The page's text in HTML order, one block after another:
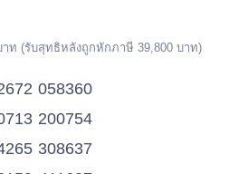
าท (รับสุทธิหลังถูกหักภาษี 39,800 บาท)
058360
200754
308637